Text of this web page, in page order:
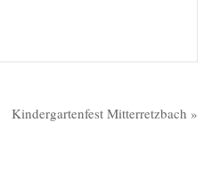
Kindergartenfest Mitterretzbach »